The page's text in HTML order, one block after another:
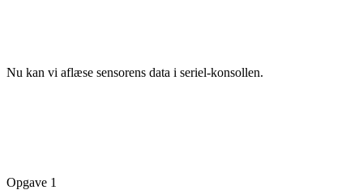
Nu kan vi aflæse sensorens data i seriel-konsollen.
Opgave 1